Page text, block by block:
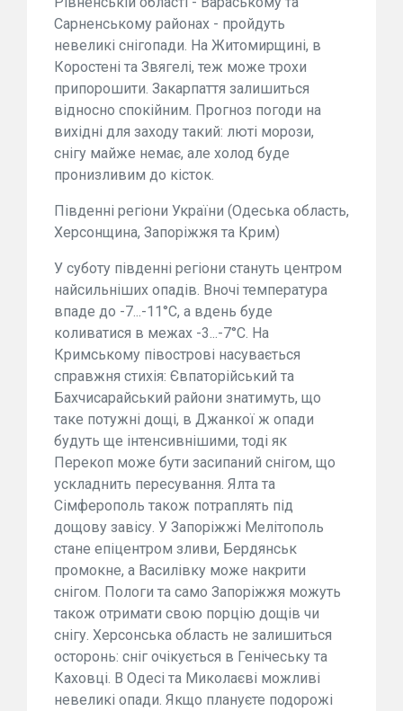
Сарненському районах - пройдуть
невеликі снігопади. На Житомирщині, в
Коростені та Звягелі, теж може трохи
припорошити. Закарпаття залишиться
відносно спокійним. Прогноз погоди на
вихідні для заходу такий: люті морози,
снігу майже немає, але холод буде
пронизливим до кісток.
Південні регіони України (Одеська область,
Херсонщина, Запоріжжя та Крим)
У суботу південні регіони стануть центром
найсильніших опадів. Вночі температура
впаде до -7...-11°C, а вдень буде
коливатися в межах -3...-7°C. На
Кримському півострові насувається
справжня стихія: Євпаторійський та
Бахчисарайський райони знатимуть, що
таке потужні дощі, в Джанкої ж опади
будуть ще інтенсивнішими, тоді як
Перекоп може бути засипаний снігом, що
ускладнить пересування. Ялта та
Сімферополь також потраплять під
дощову завісу. У Запоріжжі Мелітополь
стане епіцентром зливи, Бердянськ
промокне, а Василівку може накрити
снігом. Пологи та само Запоріжжя можуть
також отримати свою порцію дощів чи
снігу. Херсонська область не залишиться
осторонь: сніг очікується в Генічеську та
Каховці. В Одесі та Миколаєві можливі
невеликі опади. Якщо плануєте подорожі